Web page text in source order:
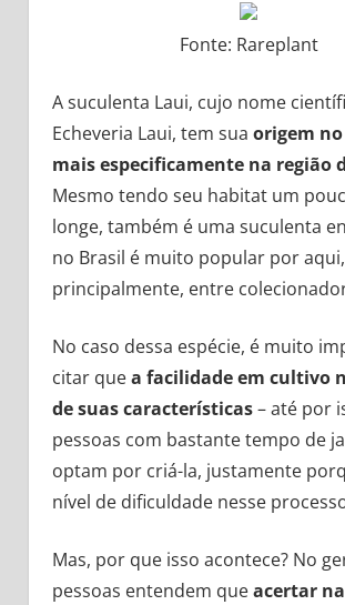
Fonte: Rareplant
A suculenta Laui, cujo nome
Echeveria Laui, tem sua origem
mais especificamente na região
Mesmo tendo seu habitat um
longe, também é uma suculenta
no Brasil é muito popular por aqui,
principalmente, entre
No caso dessa espécie, é muito
citar quea facilidade em cultivo
de suas características– até por
pessoas com bastante tempo de
optam por criá-la, justamente
nível de dificuldade nesse
Mas, por que isso acontece? No
pessoas entendem queacertar